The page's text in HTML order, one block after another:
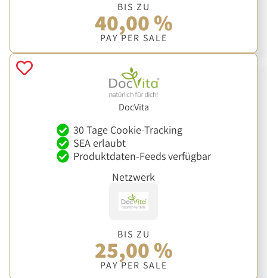
BIS ZU
40,00 %
PAY PER SALE
DocVita
30 Tage Cookie-Tracking
SEA erlaubt
Produktdaten-Feeds verfügbar
Netzwerk
BIS ZU
25,00 %
PAY PER SALE